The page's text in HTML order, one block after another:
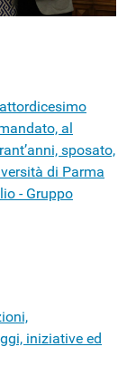
al
sposato,
di Parma
- Gruppo
iniziative ed